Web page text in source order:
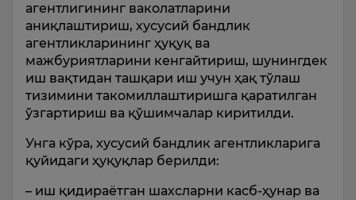
агентлигининг ваколатларини
аниқлаштириш, хусусий бандлик
агентликларининг ҳуқуқ ва
мажбуриятларини кенгайтириш, шунингдек
иш вақтидан ташқари иш учун ҳақ тўлаш
тизимини такомиллаштиришга қаратилган
ўзгартириш ва қўшимчалар киритилди.
Унга кўра, хусусий бандлик агентликларига
қуйидаги ҳуқуқлар берилди:
– иш қидираётган шахсларни касб-ҳунар ва